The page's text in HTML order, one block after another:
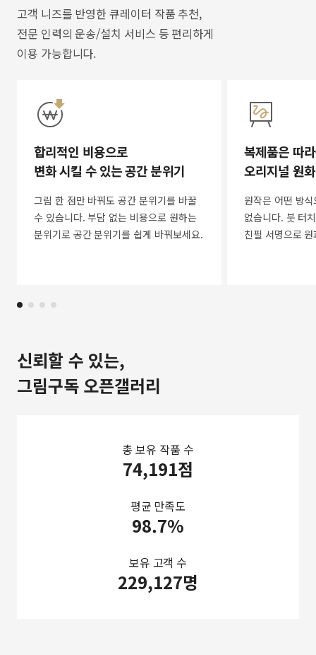
고객 니즈를 반영한 큐레이터 작품 추천,
전문 인력의 운송/설치 서비스 등 편리하게
이용 가능합니다.
합리적인 비용으로
변화 시킬 수 있는 공간 분위기
그림 한 점만 바꿔도 공간 분위기를 바꿀
수 있습니다. 부담 없는 비용으로 원하는
분위기로 공간 분위기를 쉽게 바꿔보세요.
복제품은 따
오리지널 원
원작은 어떤 방
없습니다. 붓 터
친필 서명으로
신뢰할 수 있는,
그림구독 오픈갤러리
총 보유 작품 수
74,191점
평균 만족도
98.7%
보유 고객 수
229,127명